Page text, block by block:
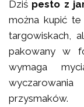
Dziś pesto z
można kupić
targowiskach,
pakowany w
wymaga
przysmaków.